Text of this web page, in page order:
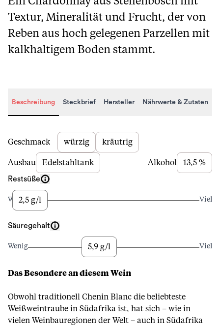
Textur, Mineralität und Frucht, der von
Reben aus hoch gelegenen Parzellen mit
kalkhaltigem Boden stammt.
Beschreibung Steckbrief Hersteller Nährwerte & Zutaten
Beschreibung
Geschmack würzig kräutrig
Ausbau Edelstahltank Alkohol 13,5 %
Restsüße
Wenig2,5 g/l Viel
Säuregehalt
Wenig 5,9 g/l Viel
Das Besondere an diesem Wein
Obwohl traditionell Chenin Blanc die beliebteste
Weißweintraube in Südafrika ist, hat sich – wie in
vielen Weinbauregionen der Welt – auch in Südafrika